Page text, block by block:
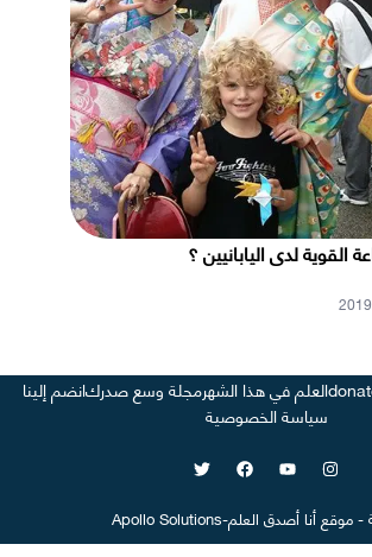
القوية لدى اليابانيين ؟
العلم في هذا الشهرمجلة وسع صدركانضم إلينا
سياسة الخصوصية
-موقع أنا أصدق العلم-
Apollo Solutions